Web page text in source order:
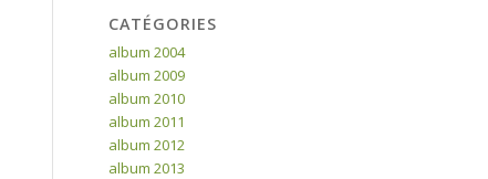
CATÉGORIES
album 2004
album 2009
album 2010
album 2011
album 2012
album 2013